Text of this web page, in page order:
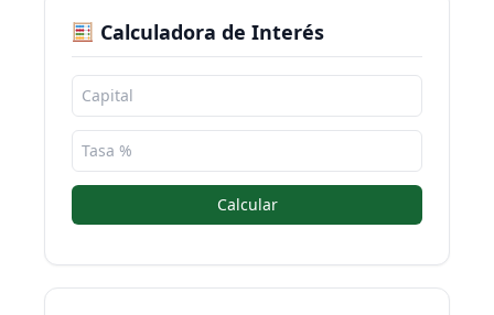
Calculadora de Interés
Calcular